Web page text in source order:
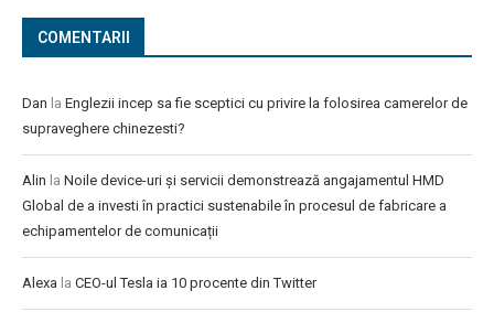
COMENTARII
Dan la Englezii incep sa fie sceptici cu privire la folosirea camerelor de
supraveghere chinezesti?
Alin la Noile device-uri și servicii demonstrează angajamentul HMD
Global de a investi în practici sustenabile în procesul de fabricare a
echipamentelor de comunicații
Alexa la CEO-ul Tesla ia 10 procente din Twitter